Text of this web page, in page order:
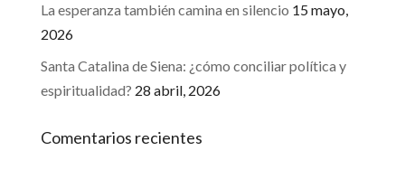
La esperanza también camina en silencio 15 mayo,
2026
Santa Catalina de Siena: ¿cómo conciliar política y
espiritualidad? 28 abril, 2026
Comentarios recientes